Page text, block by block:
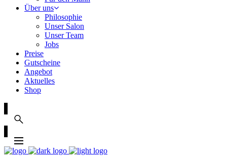
Über uns
Philosophie
Unser Salon
Unser Team
Jobs
Preise
Gutscheine
Angebot
Aktuelles
Shop